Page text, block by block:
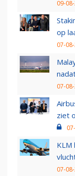
09-
op
07-
07-
ziet
KLM
07-